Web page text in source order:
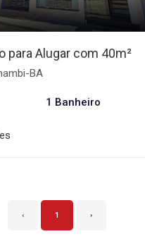
para Alugar com 40m²
BA
1 Banheiro
‹ 1 ›